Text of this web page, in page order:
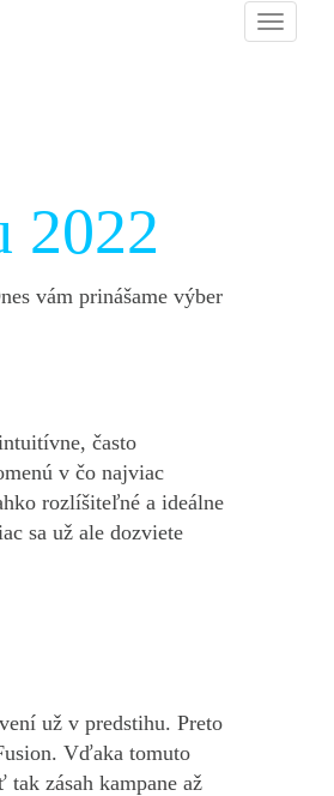
2022
vám prinášame výber
často
v čo najviac
rozlíšiteľné a ideálne
sa už ale dozviete
už v predstihu. Preto
Vďaka tomuto
zásah kampane až